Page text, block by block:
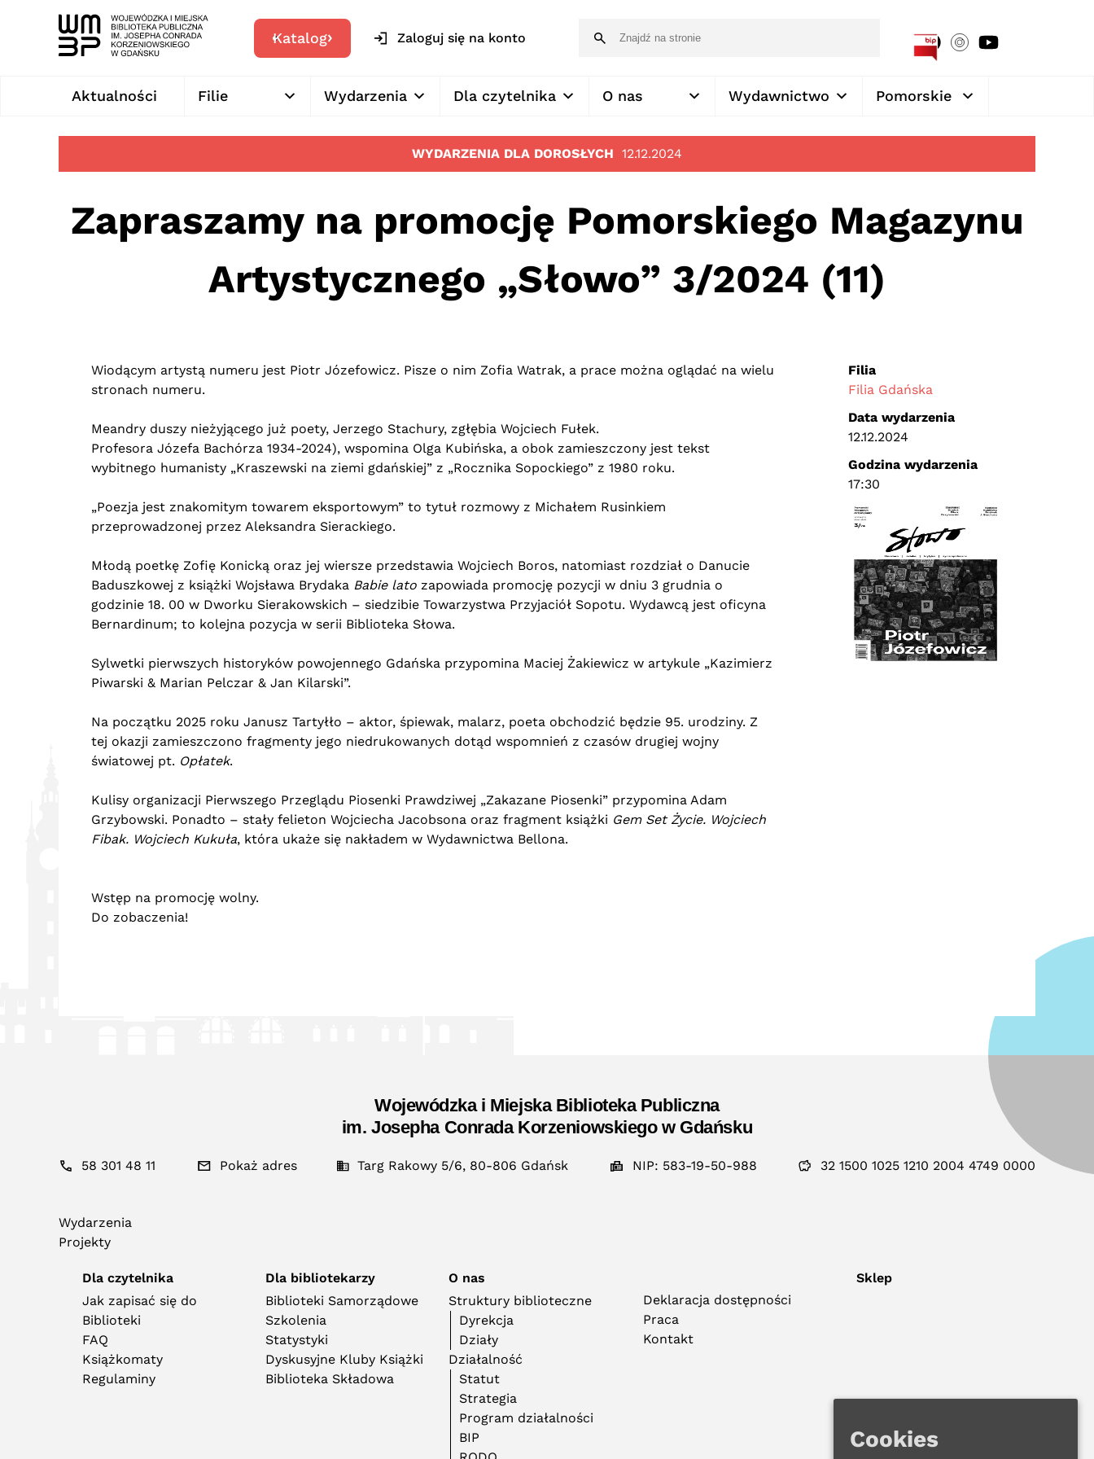
Katalog Zaloguj się na konto
Aktualności Filie Wydarzenia Dla czytelnika O nas Wydawnictwo Pomorskie
WYDARZENIA DLA DOROSŁYCH 12.12.2024
Zapraszamy na promocję Pomorskiego Magazynu
Artystycznego „Słowo” 3/2024 (11)
Wiodącym artystą numeru jest Piotr Józefowicz. Pisze o nim Zofia Watrak, a prace można oglądać na wielu
stronach numeru.
Meandry duszy nieżyjącego już poety, Jerzego Stachury, zgłębia Wojciech Fułek.
Profesora Józefa Bachórza 1934-2024), wspomina Olga Kubińska, a obok zamieszczony jest tekst
wybitnego humanisty „Kraszewski na ziemi gdańskiej” z „Rocznika Sopockiego” z 1980 roku.
„Poezja jest znakomitym towarem eksportowym” to tytuł rozmowy z Michałem Rusinkiem
przeprowadzonej przez Aleksandra Sierackiego.
Młodą poetkę Zofię Konicką oraz jej wiersze przedstawia Wojciech Boros, natomiast rozdział o Danucie
Baduszkowej z książki Wojsława Brydaka Babie lato zapowiada promocję pozycji w dniu 3 grudnia o
godzinie 18. 00 w Dworku Sierakowskich – siedzibie Towarzystwa Przyjaciół Sopotu. Wydawcą jest oficyna
Bernardinum; to kolejna pozycja w serii Biblioteka Słowa.
Sylwetki pierwszych historyków powojennego Gdańska przypomina Maciej Żakiewicz w artykule „Kazimierz
Piwarski & Marian Pelczar & Jan Kilarski”.
Na początku 2025 roku Janusz Tartyłło – aktor, śpiewak, malarz, poeta obchodzić będzie 95. urodziny. Z
tej okazji zamieszczono fragmenty jego niedrukowanych dotąd wspomnień z czasów drugiej wojny
światowej pt. Opłatek.
Kulisy organizacji Pierwszego Przeglądu Piosenki Prawdziwej „Zakazane Piosenki” przypomina Adam
Grzybowski. Ponadto – stały felieton Wojciecha Jacobsona oraz fragment książki Gem Set Życie. Wojciech
Fibak. Wojciech Kukuła, która ukaże się nakładem w Wydawnictwa Bellona.
Wstęp na promocję wolny.
Do zobaczenia!
Filia
Filia Gdańska
Data wydarzenia
12.12.2024
Godzina wydarzenia
17:30
Wojewódzka i Miejska Biblioteka Publiczna
im. Josepha Conrada Korzeniowskiego w Gdańsku
58 301 48 11 Pokaż adres Targ Rakowy 5/6, 80-806 Gdańsk NIP: 583-19-50-988 32 1500 1025 1210 2004 4749 0000
Wydarzenia
Projekty
Dla czytelnika
Jak zapisać się do
Biblioteki
FAQ
Książkomaty
Regulaminy
Dla bibliotekarzy
Biblioteki Samorządowe
Szkolenia
Statystyki
Dyskusyjne Kluby Książki
Biblioteka Składowa
O nas
Struktury biblioteczne
Dyrekcja
Działy
Działalność
Statut
Strategia
Program działalności
BIP
Deklaracja dostępności
Praca
Kontakt
Sklep
Cookies